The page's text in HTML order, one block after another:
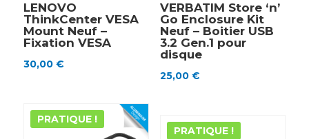
LENOVO
ThinkCenter VESA
Mount Neuf –
Fixation VESA
30,00 €
VERBATIM Store ‘n’
Go Enclosure Kit
Neuf – Boitier USB
3.2 Gen.1 pour
disque
25,00 €
PRATIQUE !
PRATIQUE !